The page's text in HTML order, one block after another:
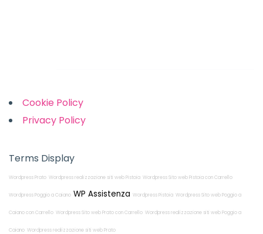
Cookie Policy
Privacy Policy
Terms Display
Wordpress Prato Wordpress realizzazione siti web Pistoia Wordpress Sito web Pistoia con Carrello
Wordpress Poggio a Caiano WP Assistenza Wordpress Pistoia Wordpress Sito web Poggio a
Caiano con Carrello Wordpress Sito web Prato con Carrello Wordpress realizzazione siti web Poggio a
Caiano Wordpress realizzazione siti web Prato